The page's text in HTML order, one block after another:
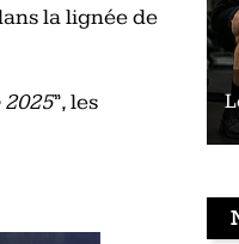
la lignée de
”, les
les squats ?